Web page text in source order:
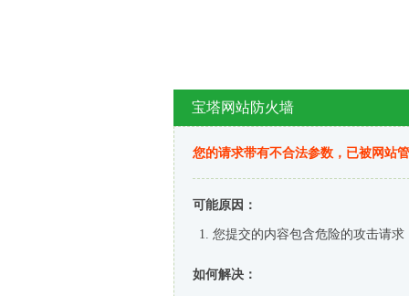
宝塔网站防火墙
您的请求带有不合法参数，已被网站
可能原因：
您提交的内容包含危险的攻击请求
如何解决：